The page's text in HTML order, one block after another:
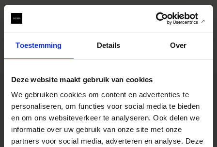
Toestemming Details Over
Deze website maakt gebruik van cookies
We gebruiken cookies om content en advertenties te
personaliseren, om functies voor social media te bieden
en om ons websiteverkeer te analyseren. Ook delen we
informatie over uw gebruik van onze site met onze
partners voor social media, adverteren en analyse. Deze
CONSTRUCTION
TECHNOLOGY